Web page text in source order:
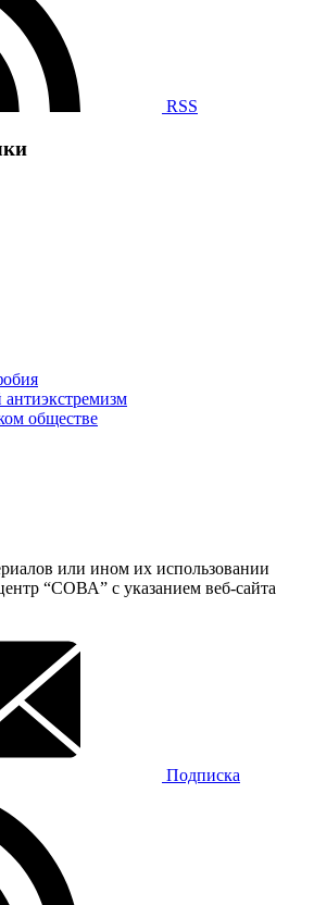
RSS
обществе
или ином их использовании
“СОВА” с указанием веб-сайта
Подписка